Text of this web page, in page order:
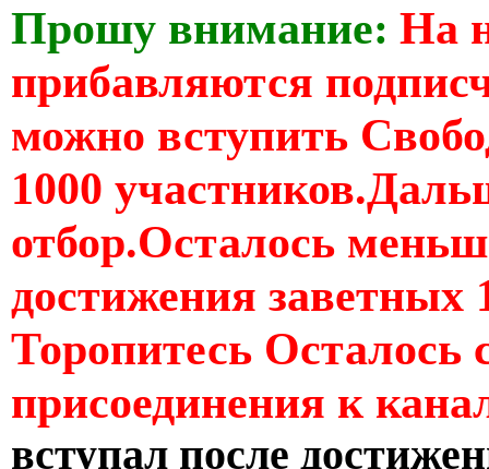
Прошу внимание: На
прибавляются
можно вступить
1000
отбор.Осталось
достижения заветных
Торопитесь Осталось
присоединения к
вступал после